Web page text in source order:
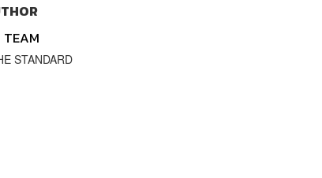
TEAM
STANDARD